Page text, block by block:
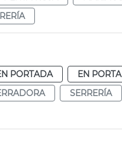
PORTADA
EN
SERRERÍA